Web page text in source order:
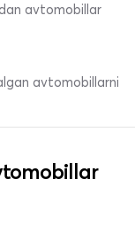
avtomobillar
avtomobillarni